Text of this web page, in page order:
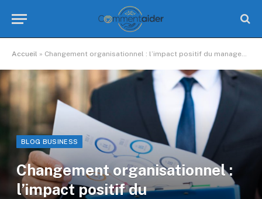
Accueil » Changement organisationnel : l’impact positif du management de transition !
BLOG BUSINESS
Changement organisationnel :
l’impact positif du